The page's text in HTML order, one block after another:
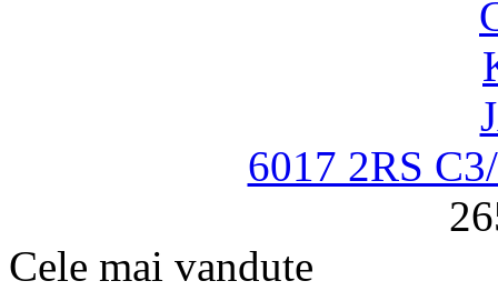
6017 2RS
Cele mai vandute